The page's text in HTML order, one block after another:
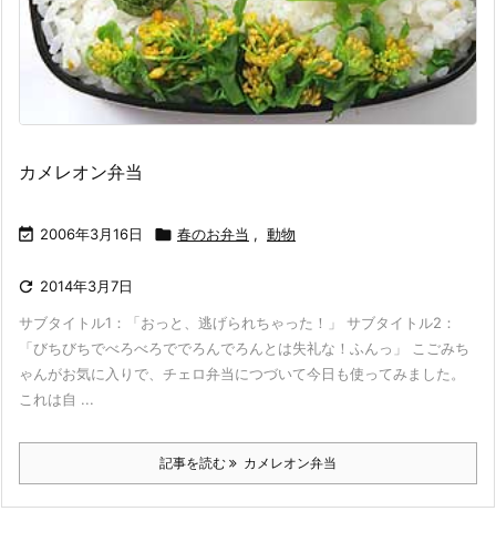
カメレオン弁当
 2006年3月16日  春のお弁当 , 動物
 2014年3月7日
サブタイトル1：「おっと、逃げられちゃった！」 サブタイトル2：
「びちびちでべろべろででろんでろんとは失礼な！ふんっ」 こごみち
ゃんがお気に入りで、チェロ弁当につづいて今日も使ってみました。
これは自 ...
記事を読む カメレオン弁当